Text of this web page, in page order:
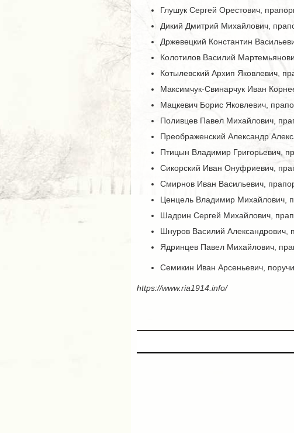
Глушук Сергей Орестович,
Дикий Дмитрий Михайлович,
Држевецкий Константин
Колотилов Василий
Котылевский Архип Яковлевич,
Максимчук-Свинарчук Иван
Мацкевич Борис Яковлевич,
Поливцев Павел Михайлович,
Преображенский Александр
Птицын Владимир Григорьевич,
Сикорский Иван Онуфриевич,
Смирнов Иван Васильевич,
Ценцель Владимир Михайлович,
Шадрин Сергей Михайлович,
Шнуров Василий Александрович,
Ядринцев Павел Михайлович,
Семикин Иван Арсеньевич,
https://www.ria1914.info/